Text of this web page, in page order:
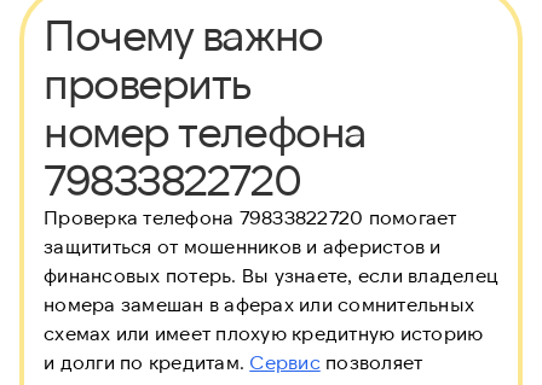
Почему важно
проверить
номер телефона
79833822720
Проверка телефона 79833822720 помогает
защититься от мошенников и аферистов и
финансовых потерь. Вы узнаете, если владелец
номера замешан в аферах или сомнительных
схемах или имеет плохую кредитную историю
и долги по кредитам. Сервис позволяет